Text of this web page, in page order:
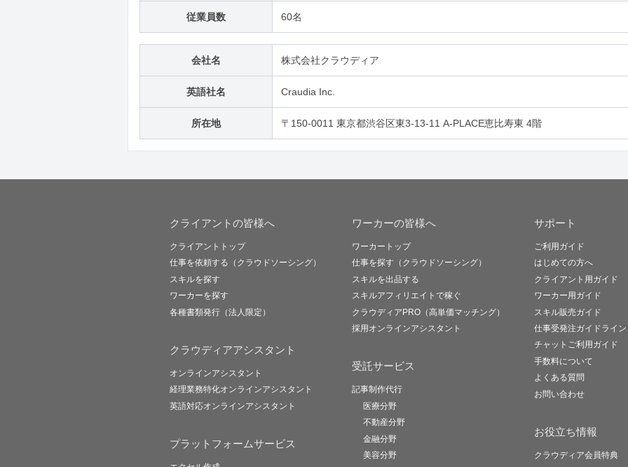
従業員数 60名
会社名 株式会社クラウディア
英語社名 Craudia Inc.
所在地 〒150-0011 東京都渋谷区東3-13-11 A-PLACE恵比寿東 4階
クライアントの皆様へ
クライアントトップ
仕事を依頼する（クラウドソーシング）
スキルを探す
ワーカーを探す
各種書類発行（法人限定）
クラウディアアシスタント
オンラインアシスタント
経理業務特化オンラインアシスタント
英語対応オンラインアシスタント
プラットフォームサービス
ワーカーの皆様へ
ワーカートップ
仕事を探す（クラウドソーシング）
スキルを出品する
スキルアフィリエイトで稼ぐ
クラウディアPRO（高単価マッチング）
採用オンラインアシスタント
受託サービス
記事制作代行
医療分野
不動産分野
金融分野
美容分野
サポート
ご利用ガイド
はじめての方へ
クライアント用ガイド
ワーカー用ガイド
スキル販売ガイド
仕事受発注ガイドライン
チャットご利用ガイド
手数料について
よくある質問
お問い合わせ
お役立ち情報
クラウディア会員特典